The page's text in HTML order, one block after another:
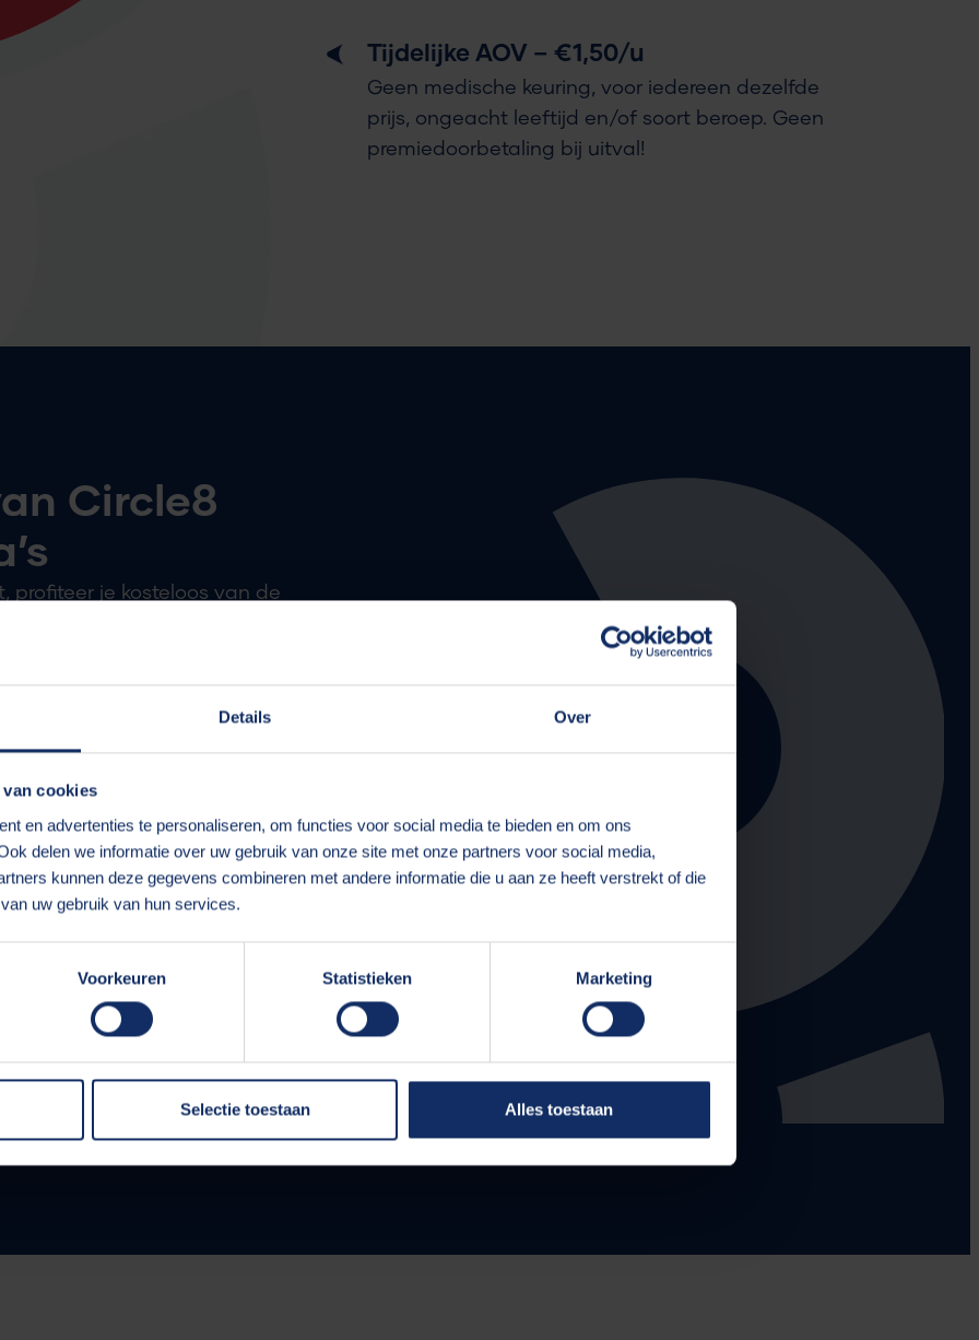
Details Over
van cookies
en advertenties te personaliseren, om functies voor social media te bieden en om ons
delen we informatie over uw gebruik van onze site met onze partners voor social media,
kunnen deze gegevens combineren met andere informatie die u aan ze heeft verstrekt of die
uw gebruik van hun services.
Voorkeuren Statistieken Marketing
Selectie toestaan Alles toestaan
Tijdelijke AOV – €1,50/u
Geen medische keuring, voor iedereen dezelfde
prijs, ongeacht leeftijd en/of soort beroep. Geen
premiedoorbetaling bij uitval!
Circle8
profiteer je kosteloos van de
van onze specialisten
en uittreksel inschrijving KvK
bij Circle8 om je verder
en tips.